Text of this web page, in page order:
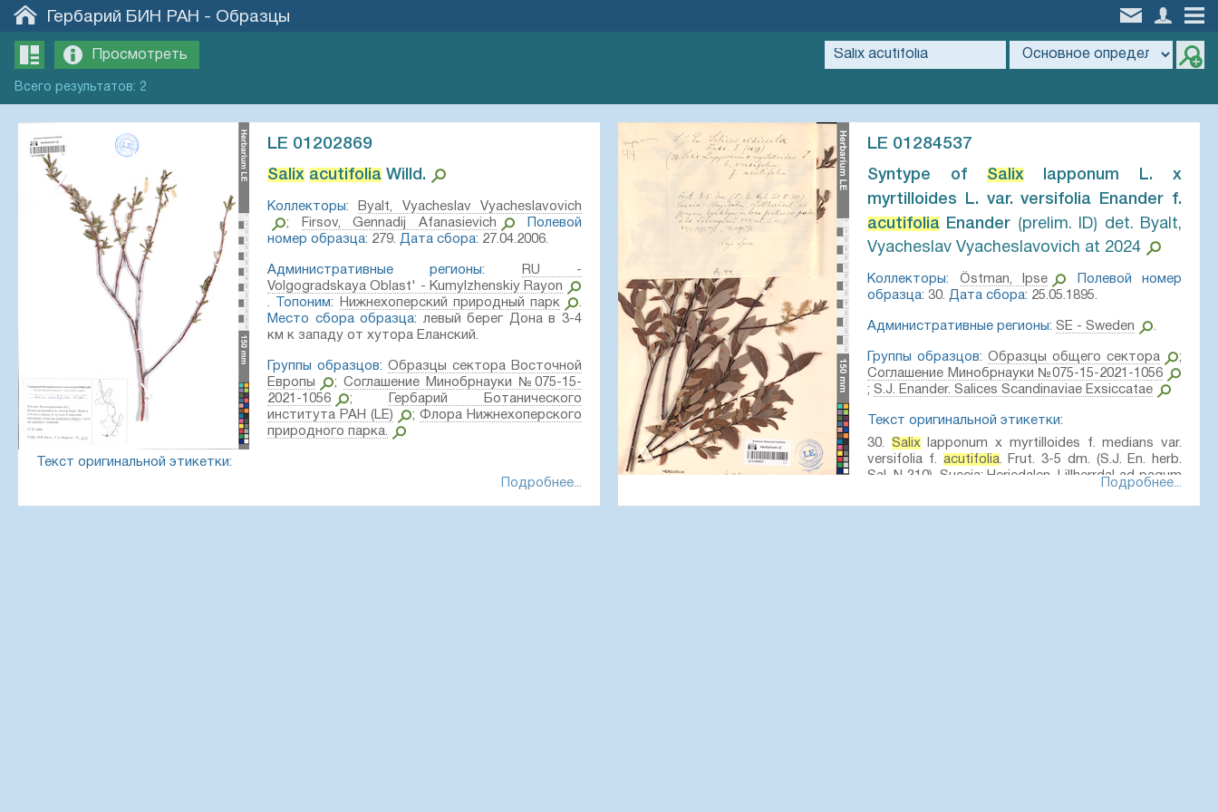
Гербарий БИН РАН - Образцы
Просмотреть
Всего результатов: 2
LE 01202869
Salix acutifolia Willd.⁣
Коллекторы:
Byalt, Vyacheslav Vyacheslavovich
;
Firsov, Gennadij Afanasievich
Полевой
номер образца: 279. Дата сбора: 27.04.2006.
Административные регионы:
RU -
Volgogradskaya Oblast' - Kumylzhenskiy Rayon
.
Топоним: Нижнехоперский природный парк
.
Место сбора образца: левый берег Дона в 3-4
км к западу от хутора Еланский.
Группы образцов: Образцы сектора Восточной
Европы
; Соглашение Минобрнауки №075-15-
2021-1056
;
Гербарий Ботанического
института РАН (LE)
; Флора Нижнехоперского
природного парка.
Текст оригинальной этикетки:
Подробнее...
LE 01284537
Syntype of Salix lapponum L. x
myrtilloides L. var. versifolia Enander f.
acutifolia Enander⁣ ⟮prelim. ID⟯ det. Byalt,
Vyacheslav Vyacheslavovich at 2024
Коллекторы: Östman, Ipse
Полевой номер
образца: 30. Дата сбора: 25.05.1895.
Административные регионы: SE - Sweden .
Группы образцов: Образцы общего сектора
;
Соглашение Минобрнауки №075-15-2021-1056
; S.J. Enander. Salices Scandinaviae Exsiccatae
Текст оригинальной этикетки:
30. Salixlapponum x myrtilloides f. medians var.
versifolia f. acutifolia. Frut. 3-5 dm. (S.J. En. herb.
Sal. N 310). Suecia: Herjedalen, Lillherrdal ad pagum
Kyrkbyn in loco fruticoso paludis Trosmyren; 444 mt. s. m.; 25.05.et 22.07.1895, 14.05 et
20.08.1898. Legi Ipse
Подробнее...